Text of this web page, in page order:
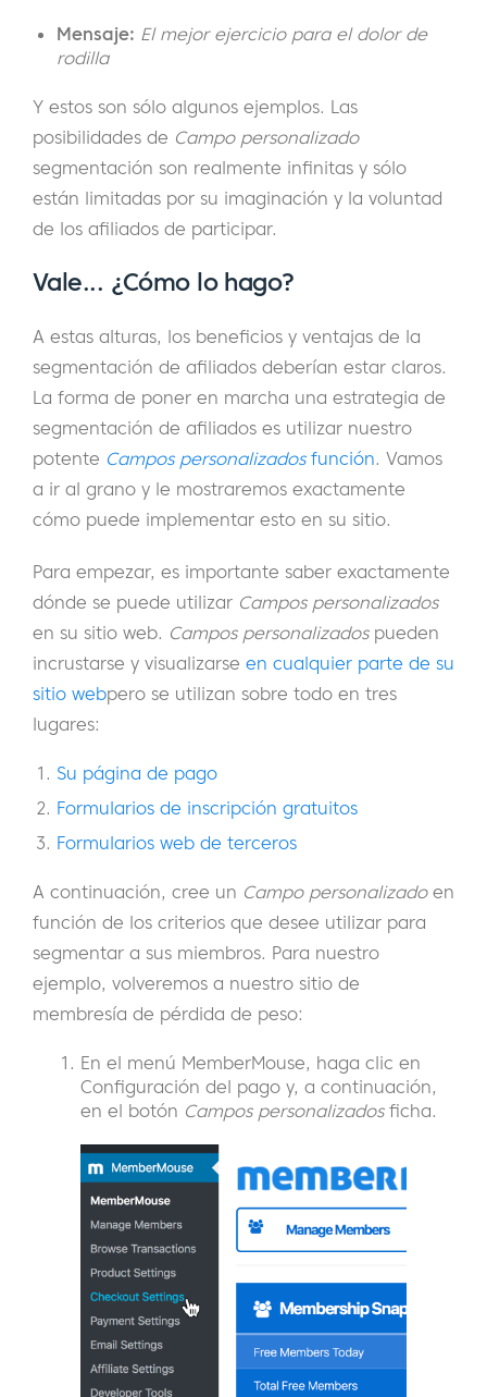
Mensaje: El mejor ejercicio para el dolor de
rodilla
Y estos son sólo algunos ejemplos. Las
posibilidades de Campo personalizado
segmentación son realmente infinitas y sólo
están limitadas por su imaginación y la voluntad
de los afiliados de participar.
Vale... ¿Cómo lo hago?
A estas alturas, los beneficios y ventajas de la
segmentación de afiliados deberían estar claros.
La forma de poner en marcha una estrategia de
segmentación de afiliados es utilizar nuestro
potente Campos personalizadosfunción. Vamos
a ir al grano y le mostraremos exactamente
cómo puede implementar esto en su sitio.
Para empezar, es importante saber exactamente
dónde se puede utilizar Campos personalizados
en su sitio web. Campos personalizadospueden
incrustarse y visualizarse en cualquier parte de su
sitio webpero se utilizan sobre todo en tres
lugares:
Su página de pago
Formularios de inscripción gratuitos
Formularios web de terceros
A continuación, cree un Campo personalizadoen
función de los criterios que desee utilizar para
segmentar a sus miembros. Para nuestro
ejemplo, volveremos a nuestro sitio de
membresía de pérdida de peso:
En el menú MemberMouse, haga clic en
Configuración del pago y, a continuación,
en el botón Campos personalizadosficha.